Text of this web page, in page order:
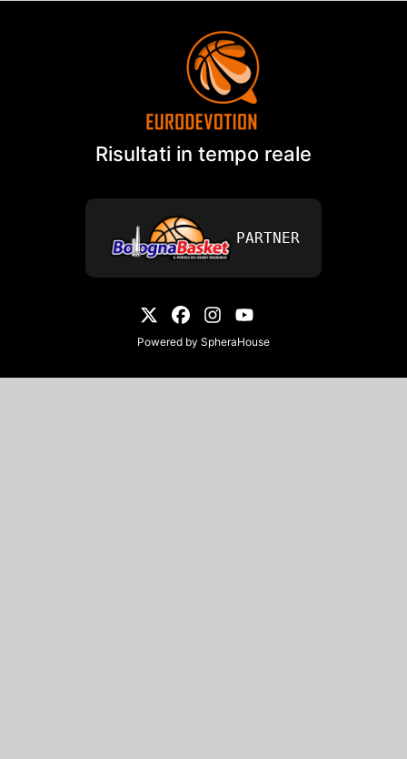
Risultati in tempo reale
PARTNER
Powered by SpheraHouse